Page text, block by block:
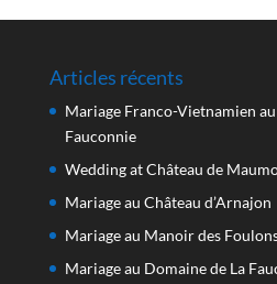
Articles récents
Mariage Franco-Vietnamien
Fauconnie
Wedding at Château de
Mariage au Château d’Arnajon
Mariage au Manoir des
Mariage au Domaine de La